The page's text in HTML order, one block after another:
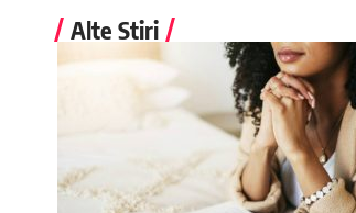
Alte Stiri